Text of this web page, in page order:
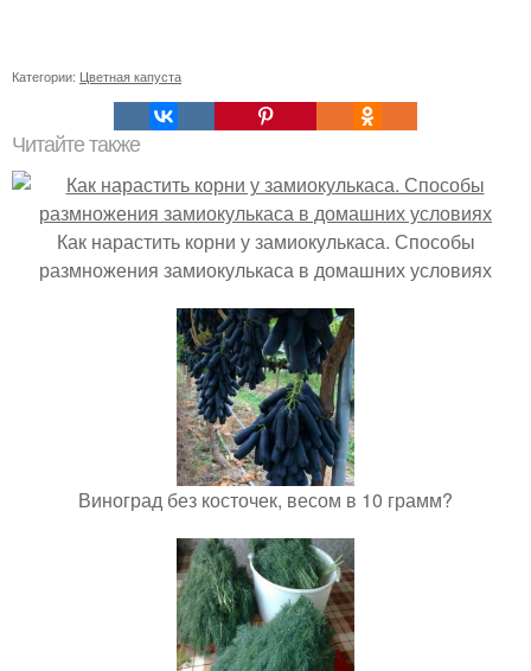
Категории: Цветная капуста
Читайте также
Как нарастить корни у замиокулькаса. Способы
размножения замиокулькаса в домашних условиях
Виноград без косточек, весом в 10 грамм?